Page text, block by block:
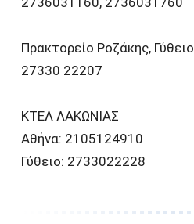
Πρακτορείο Ροζάκης, Γύθειο
27330 22207
ΚΤΕΛ ΛΑΚΩΝΙΑΣ
Αθήνα: 2105124910
Γύθειο: 2733022228